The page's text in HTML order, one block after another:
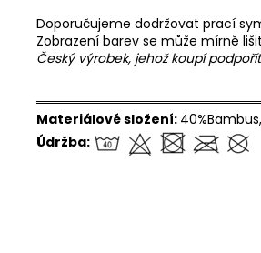
Doporučujeme dodržovat prací
Zobrazení barev se může mírně
Český výrobek, jehož koupí
Materiálové složení:
Údržba: